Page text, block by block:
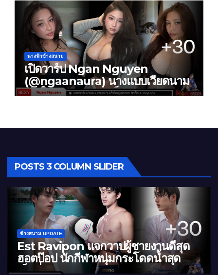
นางฟ้าข้างสนาม
เปิดวาร์ป Ngan Nguyen
(@ngaanaura) นางแบบเวียดนาม
เต้าใหญ่สุดฮอต ตัวท็อป OnlyFans
POSTS 3 COLUMN SLIDER
นดีสุด
สุด
ข้างสนาม UPDATE
นัท ณรัช แจกวาร์ปหนุ่มหล่อมาด
ดีทรงเสน่ห์ ใหญ่สุดจุกแน่นอน